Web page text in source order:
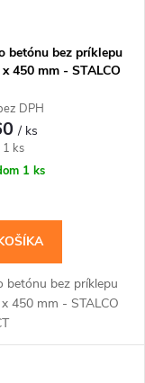
betónu bez príklepu
450 mm - STALCO
DPH
/ ks
ks
1 ks
betónu bez príklepu
450 mm - STALCO